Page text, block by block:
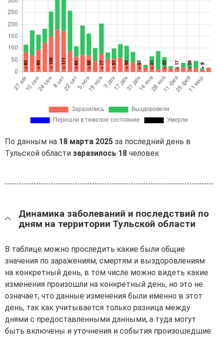
По данным на 18 марта 2025 за последний день в
Тульской области заразилось 18 человек
Динамика заболеваний и последствий по
дням на территории Тульской области
В таблице можно проследить какие были общие
значения по заражениям, смертям и выздоровлениям
на конкретный день, в том числе можно видеть какие
изменения произошли на конкретный день, но это не
означает, что данные изменения были именно в этот
день, так как учитывается только разница между
днями с предоставленными данными, а туда могут
быть включены и уточнения и события произошедшие